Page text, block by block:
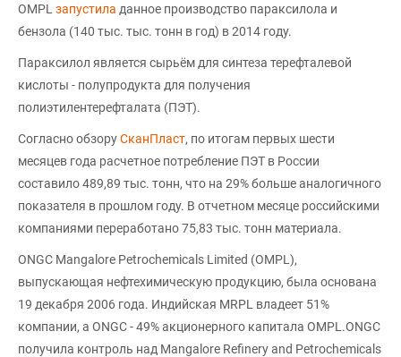
OMPLзапустила данное производство параксилола и
бензола (140 тыс. тыс. тонн в год) в 2014 году.
Параксилол является сырьём для синтеза терефталевой
кислоты - полупродукта для получения
полиэтилентерефталата (ПЭТ).
Согласно обзоруСканПласт, по итогам первых шести
месяцев года расчетное потребление ПЭТ в России
составило 489,89 тыс. тонн, что на 29% больше аналогичного
показателя в прошлом году. В отчетном месяце российскими
компаниями переработано 75,83 тыс. тонн материала.
ONGC Mangalore Petrochemicals Limited (OMPL),
выпускающая нефтехимическую продукцию, была основана
19 декабря 2006 года. Индийская MRPL владеет 51%
компании, а ONGC - 49% акционерного капитала OMPL.ONGC
получила контроль над Mangalore Refinery and Petrochemicals